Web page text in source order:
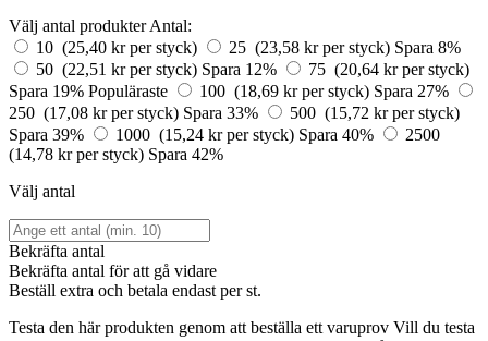
Välj antal produkterAntal:
10 (25,40 kr per styck)
25 (23,58 kr per styck) Spara 8%
50 (22,51 kr per styck) Spara 12%
75 (20,64 kr per styck)
Spara 19% Populäraste 100 (18,69 kr per styck) Spara 27%
250 (17,08 kr per styck) Spara 33%
500 (15,72 kr per styck)
Spara 39%
1000 (15,24 kr per styck) Spara 40%
2500
(14,78 kr per styck) Spara 42%
Välj antal
Bekräfta antal
Bekräfta antal för att gå vidare
Beställ extra och betala endastper st.
Testa den här produkten genom att beställa ett varuprov Vill du testa